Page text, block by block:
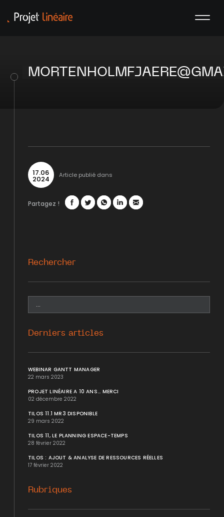
17.06
2024 Article publié dans
Partagez !
Rechercher
Derniers articles
WEBINAR GANTT MANAGER
22 mars 2023
PROJET LINÉAIRE A 10 ANS... MERCI
02 décembre 2022
TILOS 11.1 MR3 DISPONIBLE
29 mars 2022
TILOS 11, LE PLANNING ESPACE-TEMPS
28 février 2022
TILOS : AJOUT & ANALYSE DE RESSOURCES RÉELLES
17 février 2022
Rubriques